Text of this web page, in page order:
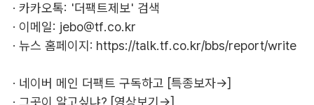
· 카카오톡: '더팩트제보' 검색
· 이메일: jebo@tf.co.kr
· 뉴스 홈페이지: https://talk.tf.co.kr/bbs/report/write
· 네이버 메인 더팩트 구독하고 [특종보자→]